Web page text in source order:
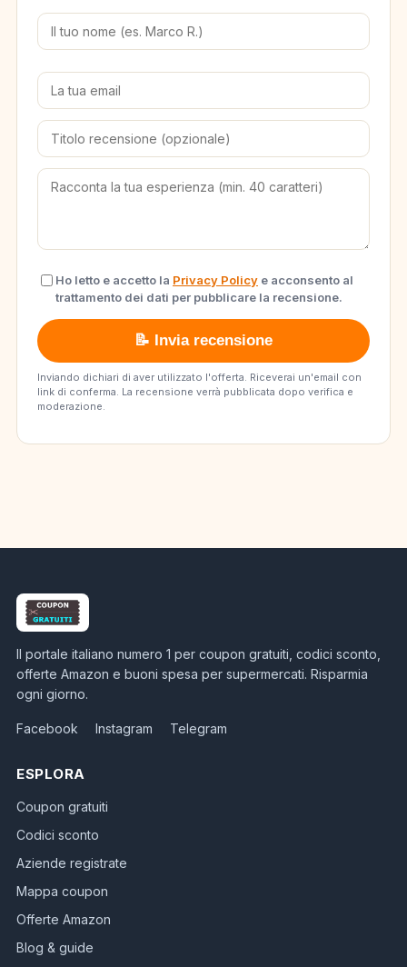
Ho letto e accetto la Privacy Policy e acconsento al
trattamento dei dati per pubblicare la recensione.
📝 Invia recensione
Inviando dichiari di aver utilizzato l'offerta. Riceverai un'email con
link di conferma. La recensione verrà pubblicata dopo verifica e
moderazione.
Il portale italiano numero 1 per coupon gratuiti, codici sconto,
offerte Amazon e buoni spesa per supermercati. Risparmia
ogni giorno.
Facebook Instagram Telegram
ESPLORA
Coupon gratuiti
Codici sconto
Aziende registrate
Mappa coupon
Offerte Amazon
Blog & guide